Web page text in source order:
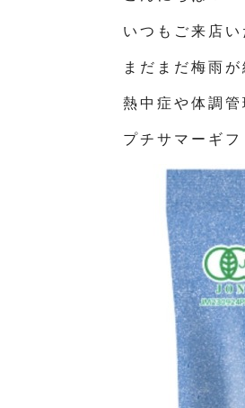
いつもご来店
まだまだ梅雨
熱中症や体調
プチサマーギ